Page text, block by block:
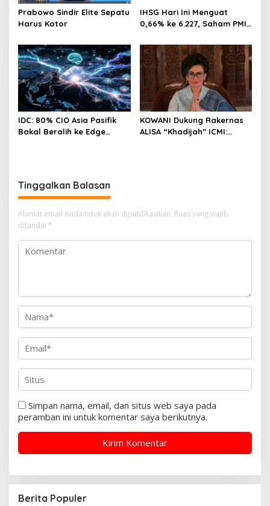
Prabowo Sindir Elite Sepatu
Harus Kotor
IHSG Hari Ini Menguat
0,66% ke 6.227, Saham PMII,
28%! Ini Daftar Saham
Paling Cuan & Volume
Tertinggi 31 Juli 2026
IDC: 80% CIO Asia Pasifik
Bakal Beralih ke Edge
KOWANI Dukung Rakernas
ALISA “Khadijah” ICMI:
Tinggalkan Balasan
Alamat email Anda tidak akan dipublikasikan. Ruas yang wajib
ditandai *
Simpan nama, email, dan situs web saya pada
peramban ini untuk komentar saya berikutnya.
Berita Populer